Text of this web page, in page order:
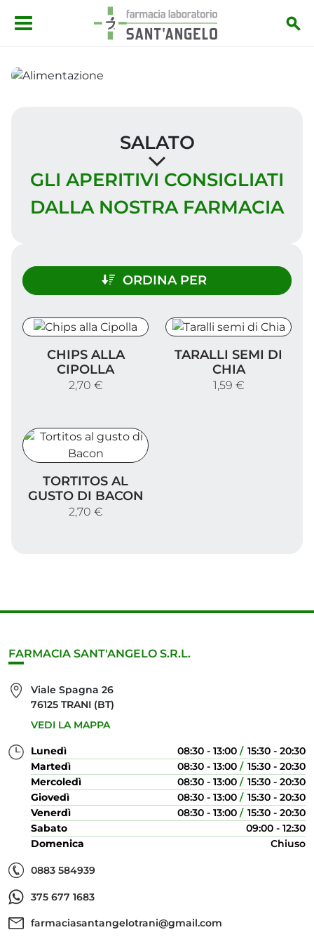
Salta al contenuto principale
SALATO
GLI APERITIVI CONSIGLIATI
DALLA NOSTRA FARMACIA
ORDINA PER
CHIPS ALLA
CIPOLLA
2,70 €
TARALLI SEMI DI
CHIA
1,59 €
TORTITOS AL
GUSTO DI BACON
2,70 €
FARMACIA SANT'ANGELO S.R.L.
Viale Spagna 26
76125 TRANI (BT)
VEDI LA MAPPA
Lunedì 08:30 - 13:00
15:30 - 20:30
Martedì
08:30 - 13:00
15:30 - 20:30
Mercoledì
08:30 - 13:00
15:30 - 20:30
Giovedì
08:30 - 13:00
15:30 - 20:30
Venerdì
08:30 - 13:00
15:30 - 20:30
Sabato
09:00 - 12:30
Domenica
Chiuso
0883 584939
375 677 1683
farmaciasantangelotrani@gmail.com